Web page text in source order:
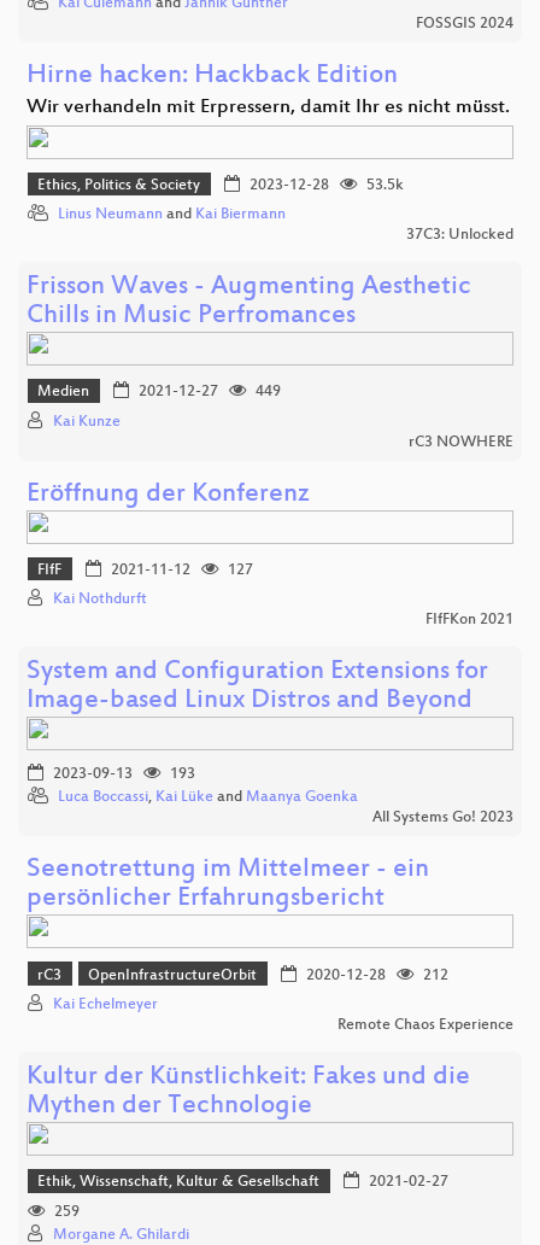
FOSSGIS 2024
Hirne hacken: Hackback Edition
Wir verhandeln mit Erpressern, damit Ihr es nicht müsst.
Ethics, Politics & Society 2023-12-28
53.5k
Linus Neumann and Kai Biermann
37C3: Unlocked
Frisson Waves - Augmenting Aesthetic
Chills in Music Perfromances
Medien 2021-12-27
449
Kai Kunze
rC3 NOWHERE
Eröffnung der Konferenz
FIfF 2021-11-12
127
Kai Nothdurft
FIfFKon 2021
System and Configuration Extensions for
Image-based Linux Distros and Beyond
2023-09-13
193
Luca Boccassi, Kai Lüke and Maanya Goenka
All Systems Go! 2023
Seenotrettung im Mittelmeer - ein
persönlicher Erfahrungsbericht
rC3 OpenInfrastructureOrbit 2020-12-28
212
Kai Echelmeyer
Remote Chaos Experience
Kultur der Künstlichkeit: Fakes und die
Mythen der Technologie
Ethik, Wissenschaft, Kultur & Gesellschaft
2021-02-27
259
Morgane A. Ghilardi